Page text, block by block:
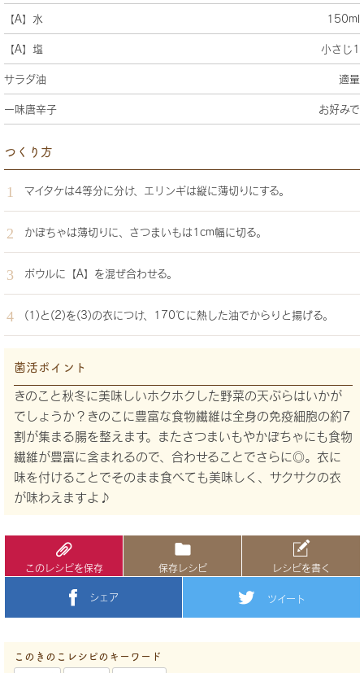
【A】水 150ml
【A】塩 小さじ1
サラダ油 適量
一味唐辛子 お好みで
つくり方
マイタケは4等分に分け、エリンギは縦に薄切りにする。
かぼちゃは薄切りに、さつまいもは1cm幅に切る。
ボウルに【A】を混ぜ合わせる。
(1)と(2)を(3)の衣につけ、170℃に熱した油でからりと揚げる。
菌活ポイント
きのこと秋冬に美味しいホクホクした野菜の天ぷらはいかが
でしょうか？きのこに豊富な食物繊維は全身の免疫細胞の約7
割が集まる腸を整えます。またさつまいもやかぼちゃにも食物
繊維が豊富に含まれるので、合わせることでさらに◎。衣に
味を付けることでそのまま食べても美味しく、サクサクの衣
が味わえますよ♪
このレシピを保存 保存レシピ レシピを書く
シェア ツイート
このきのこレシピのキーワード